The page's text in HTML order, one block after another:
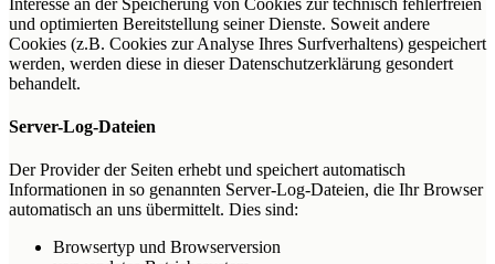
und optimierten Bereitstellung seiner Dienste. Soweit andere
Cookies (z.B. Cookies zur Analyse Ihres Surfverhaltens) gespeichert
werden, werden diese in dieser Datenschutzerklärung gesondert
behandelt.
Server-Log-Dateien
Der Provider der Seiten erhebt und speichert automatisch
Informationen in so genannten Server-Log-Dateien, die Ihr Browser
automatisch an uns übermittelt. Dies sind:
Browsertyp und Browserversion